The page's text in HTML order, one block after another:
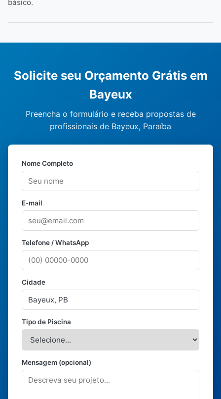
básico.
Solicite seu Orçamento Grátis em
Bayeux
Preencha o formulário e receba propostas de
profissionais de Bayeux, Paraíba
Nome Completo
E-mail
Telefone / WhatsApp
Cidade
Tipo de Piscina
Mensagem (opcional)